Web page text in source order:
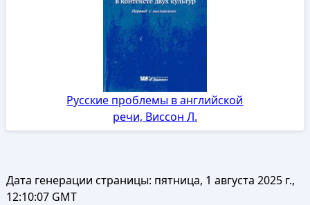
Русские проблемы в английской
речи, Виссон Л.
Дата генерации страницы: пятница, 1 августа 2025 г.,
12:10:07 GMT